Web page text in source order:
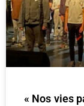
« Nos vies